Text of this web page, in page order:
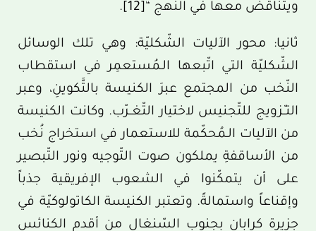
ويتناقض معها في النّهج “[12]
.
ثانيا: محور الآليات الشّكليّة: وهي تلك الوسائل
الشّكليّة التي اتّبعها الـمُستعمِر في استقطاب
النّخب من المجتمع عبرَ الكنيسة بالتَّكوينِ، وعبر
التـّـزويج للتّجنيس لاختيار التّغــرّب. وكانت الكنيسة
من الآليات الـمُحكّمة للاستعمار في استخراج نُخب
من الأساقفةِ يملكون صوت التّوجيه ونور التّبصير
على أن يتمكّنوا في الشعوب الإفريقية جذباً
وإقناعاً واستمالةً. وتعتبر الكنيسة الكاتولوكيّة في
جزيرة كرابان بجنوب السّنغال من أقدم الكنائس